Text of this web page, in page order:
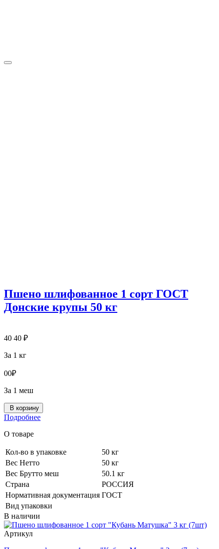
Пшено шлифованное 1 сорт ГОСТ
Донские крупы 50 кг
40 40 ₽
За 1 кг
00₽
За 1 меш
В корзину
Подробнее
О товаре
Кол-во в упаковке
50 кг
Вес Нетто
50 кг
Вес Брутто меш
50.1 кг
Страна
РОССИЯ
Нормативная документация ГОСТ
Вид упаковки
В наличии
Артикул